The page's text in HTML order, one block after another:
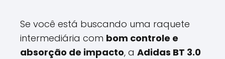
Se você está buscando uma raquete
intermediária com bom controle e
absorção de impacto, a Adidas BT 3.0